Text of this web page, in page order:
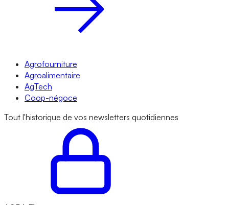
Agrofourniture
Agroalimentaire
AgTech
Coop-négoce
Tout l'historique de vos newsletters quotidiennes